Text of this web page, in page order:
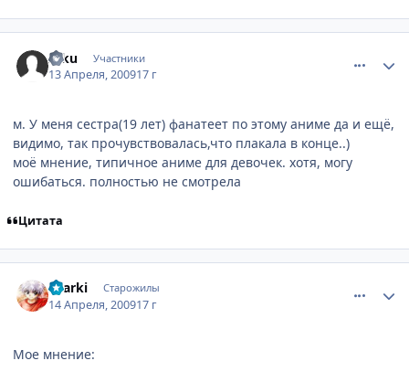
Ikku Участники
13 Апреля, 200917 г
м. У меня сестра(19 лет) фанатеет по этому аниме да и ещё,
видимо, так прочувствовалась,что плакала в конце..)
моё мнение, типичное аниме для девочек. хотя, могу
ошибаться. полностью не смотрела
Цитата
sparki Старожилы
14 Апреля, 200917 г
Мое мнение: